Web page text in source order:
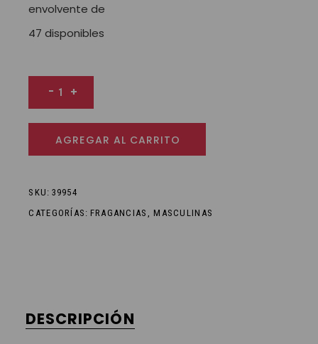
envolvente de
47 disponibles
SULTÁN EAU DE PARFUM 50ML cantidad
- +
AGREGAR AL CARRITO
SKU: 39954
CATEGORÍAS: FRAGANCIAS ,MASCULINAS
DESCRIPCIÓN